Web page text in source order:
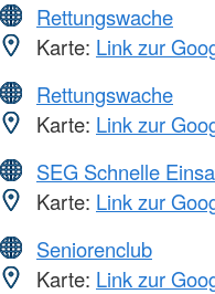
Rettungswache
Karte: Link zur
Rettungswache
Karte: Link zur
SEG Schnelle
Karte: Link zur
Seniorenclub
Karte: Link zur